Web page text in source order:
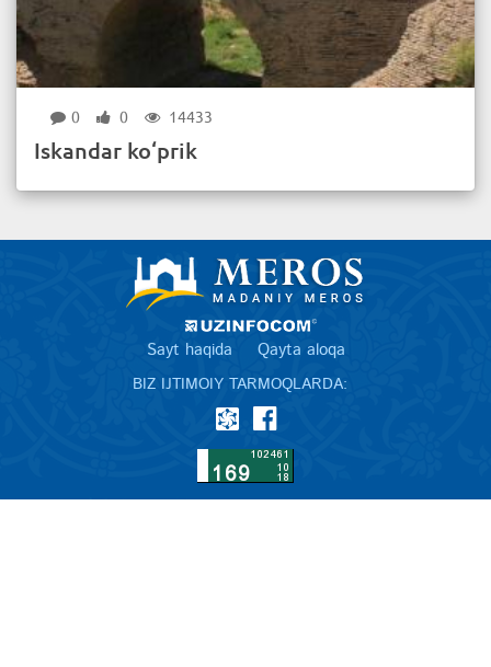
0 0 14433
Iskandar ko‘prik
Sayt haqida Qayta aloqa
BIZ IJTIMOIY TARMOQLARDA: